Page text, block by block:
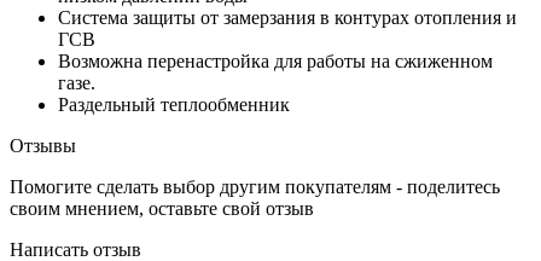
Система защиты от замерзания в контурах отопления и
ГСВ
Возможна перенастройка для работы на сжиженном
газе.
Раздельный теплообменник
Отзывы
Помогите сделать выбор другим покупателям - поделитесь
своим мнением, оставьте свой отзыв
Написать отзыв